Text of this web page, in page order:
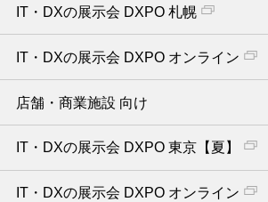
IT・DXの展示会 DXPO 札幌
IT・DXの展示会 DXPO オンライン
店舗・商業施設 向け
IT・DXの展示会 DXPO 東京【夏】
IT・DXの展示会 DXPO オンライン